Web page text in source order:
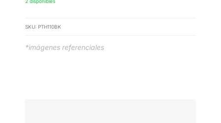
SKU: PTH110BK
*imágenes referenciales